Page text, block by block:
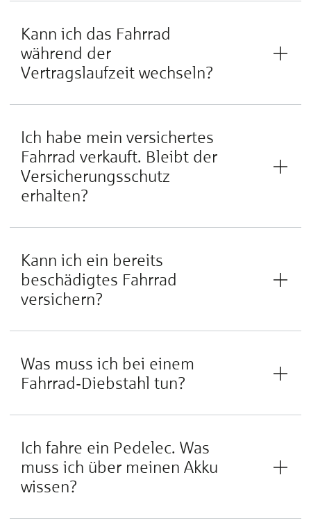
Kann ich das Fahrrad
während der
Vertragslaufzeit wechseln?
Ich habe mein versichertes
Fahrrad verkauft. Bleibt der
Versicherungsschutz
erhalten?
Kann ich ein bereits
beschädigtes Fahrrad
versichern?
Was muss ich bei einem
Fahrrad-Diebstahl tun?
Ich fahre ein Pedelec. Was
muss ich über meinen Akku
wissen?